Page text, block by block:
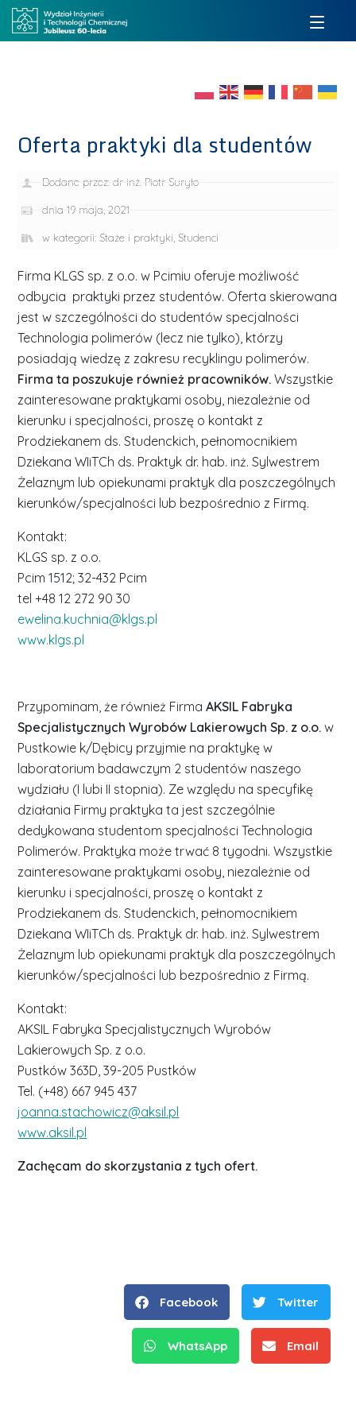
Oferta praktyki dla studentów
Dodane przez: dr inż. Piotr Suryło
dnia 19 maja, 2021
w kategorii: Staże i praktyki, Studenci
Firma KLGS sp. z o.o. w Pcimiu oferuje możliwość
odbycia praktyki przez studentów. Oferta skierowana
jest w szczególności do studentów specjalności
Technologia polimerów (lecz nie tylko), którzy
posiadają wiedzę z zakresu recyklingu polimerów.
Firma ta poszukuje również pracowników. Wszystkie
zainteresowane praktykami osoby, niezależnie od
kierunku i specjalności, proszę o kontakt z
Prodziekanem ds. Studenckich, pełnomocnikiem
Dziekana WIiTCh ds. Praktyk dr. hab. inż. Sylwestrem
Żelaznym lub opiekunami praktyk dla poszczególnych
kierunków/specjalności lub bezpośrednio z Firmą.
Kontakt:
KLGS sp. z o.o.
Pcim 1512; 32-432 Pcim
tel +48 12 272 90 30
ewelina.kuchnia@klgs.pl
www.klgs.pl
Przypominam, że również FirmaAKSIL Fabryka
Specjalistycznych Wyrobów Lakierowych Sp. z o.o.w
Pustkowie k/Dębicy przyjmie na praktykę w
laboratorium badawczym 2 studentów naszego
wydziału (I lubi II stopnia). Ze względu na specyfikę
działania Firmy praktyka ta jest szczególnie
dedykowana studentom specjalności Technologia
Polimerów. Praktyka może trwać 8 tygodni. Wszystkie
zainteresowane praktykami osoby, niezależnie od
kierunku i specjalności, proszę o kontakt z
Prodziekanem ds. Studenckich, pełnomocnikiem
Dziekana WIiTCh ds. Praktyk dr. hab. inż. Sylwestrem
Żelaznym lub opiekunami praktyk dla poszczególnych
kierunków/specjalności lub bezpośrednio z Firmą.
Kontakt:
AKSIL Fabryka Specjalistycznych Wyrobów
Lakierowych Sp. z o.o.
Pustków 363D, 39-205 Pustków
Tel. (+48) 667 945 437
joanna.stachowicz@aksil.pl
www.aksil.pl
Zachęcam do skorzystania z tych ofert.
Facebook Twitter
WhatsApp Email